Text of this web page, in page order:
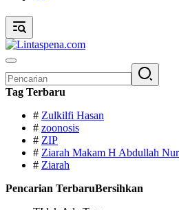
untuk:
Tag Terbaru
# Zulkilfi Hasan
# zoonosis
# ZIP
# Ziarah Makam H Abdullah Nur
# Ziarah
Pencarian TerbaruBersihkan